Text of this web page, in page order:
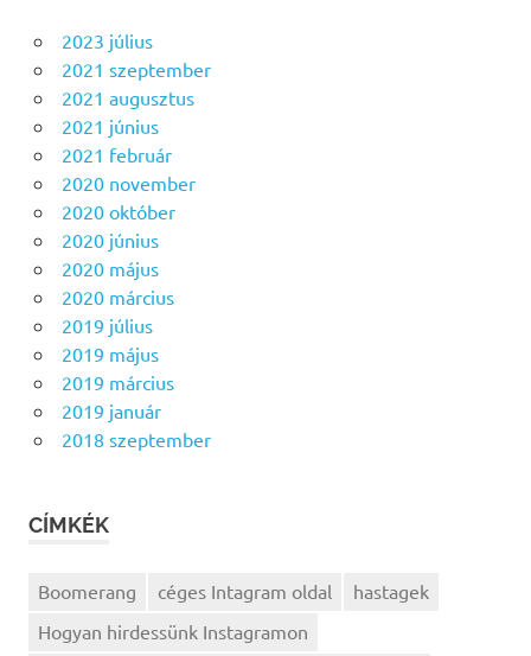
2023 július
2021 szeptember
2021 augusztus
2021 június
2021 február
2020 november
2020 október
2020 június
2020 május
2020 március
2019 július
2019 május
2019 március
2019 január
2018 szeptember
CÍMKÉK
Boomerang céges Intagram oldal
hastagek
Hogyan hirdessünk Instagramon